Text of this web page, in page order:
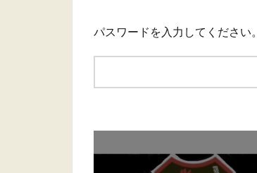
パスワードを入力してください。